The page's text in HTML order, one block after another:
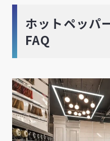
ホットペッパ
FAQ